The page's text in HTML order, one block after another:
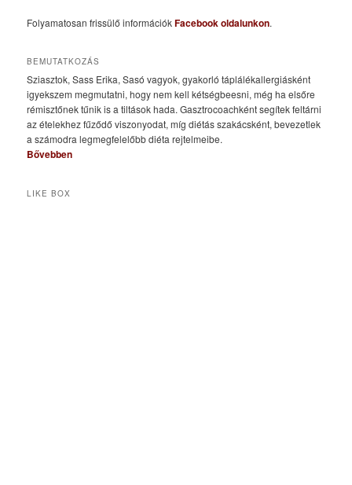
Folyamatosan frissülő információkFacebook oldalunkon.
BEMUTATKOZÁS
Sziasztok, Sass Erika, Sasó vagyok, gyakorló táplálékallergiásként
igyekszem megmutatni, hogy nem kell kétségbeesni, még ha elsőre
rémisztőnek tűnik is a tiltások hada. Gasztrocoachként segítek feltárni
az ételekhez fűződő viszonyodat, míg diétás szakácsként, bevezetlek
a számodra legmegfelelőbb diéta rejtelmeibe.
Bővebben
LIKE BOX